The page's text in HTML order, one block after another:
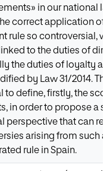
in our national
correct application of
rule so controversial,
to the duties of
the duties of loyalty
by Law 31/2014.
to define, firstly, the
in order to propose a
perspective that can
arising from such a
rule in Spain.